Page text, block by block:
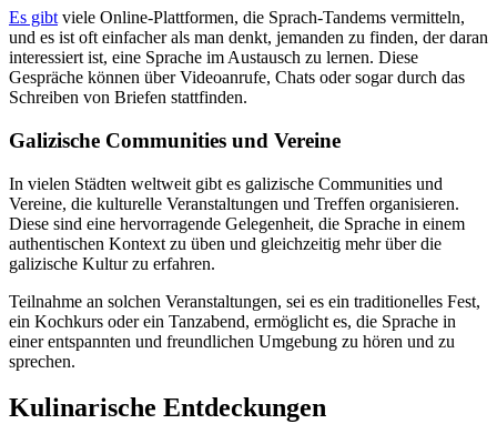
Es gibt viele Online-Plattformen, die Sprach-Tandems vermitteln,
und es ist oft einfacher als man denkt, jemanden zu finden, der daran
interessiert ist, eine Sprache im Austausch zu lernen. Diese
Gespräche können über Videoanrufe, Chats oder sogar durch das
Schreiben von Briefen stattfinden.
Galizische Communities und Vereine
In vielen Städten weltweit gibt es galizische Communities und
Vereine, die kulturelle Veranstaltungen und Treffen organisieren.
Diese sind eine hervorragende Gelegenheit, die Sprache in einem
authentischen Kontext zu üben und gleichzeitig mehr über die
galizische Kultur zu erfahren.
Teilnahme an solchen Veranstaltungen, sei es ein traditionelles Fest,
ein Kochkurs oder ein Tanzabend, ermöglicht es, die Sprache in
einer entspannten und freundlichen Umgebung zu hören und zu
sprechen.
Kulinarische Entdeckungen